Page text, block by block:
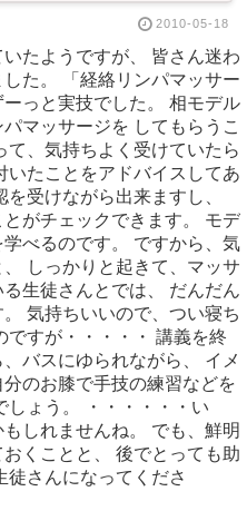
2010-05-18
たようですが、 皆さん迷わ
た。 「経絡リンパマッサー
っと実技でした。 相モデル
マッサージを してもらうこ
て、気持ちよく受けていたら
いたことをアドバイスしてあ
受けながら出来ますし、
がチェックできます。 モデ
べるのです。 ですから、気
しっかりと起きて、マッサ
生徒さんとでは、 だんだん
気持ちいいので、つい寝ち
ですが・・・・・ 講義を終
バスにゆられながら、 イメ
のお膝で手技の練習などを
しょう。 ・・・・・・い
しれませんね。 でも、鮮明
くことと、 後でとっても助
徒さんになってくださ